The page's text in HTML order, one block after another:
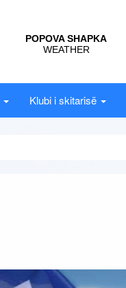
Klubi i skitarisë